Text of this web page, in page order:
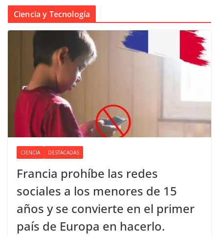
Ciencia y Tecnología
CIENCIA DESTACADAS
Francia prohíbe las redes
sociales a los menores de 15
años y se convierte en el primer
país de Europa en hacerlo.